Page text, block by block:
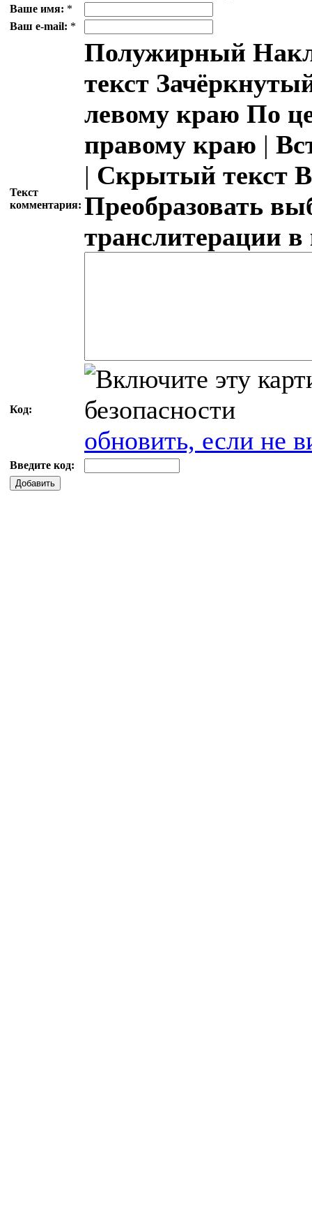
Ваше имя: *
Ваш e-mail: *
Текст
комментария:
Полужирный
текст
левому краю По
правому краю |
| Скрытый текст
Преобразовать
транслитерации
Код:
обновить, если не
Введите код:
Добавить